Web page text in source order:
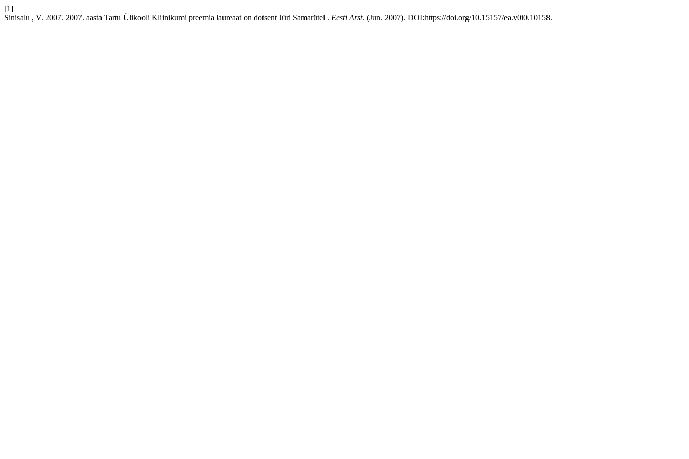
[1]
Sinisalu , V. 2007. 2007. aasta Tartu Ülikooli Kliinikumi preemia laureaat on dotsent Jüri Samarütel . Eesti Arst. (Jun. 2007). DOI:https://doi.org/10.15157/ea.v0i0.10158.